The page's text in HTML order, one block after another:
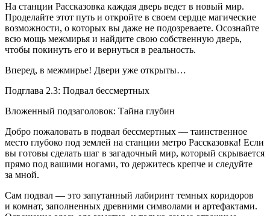
На станции Рассказовка каждая дверь ведет в новый мир.
Проделайте этот путь и откройте в своем сердце магические
возможности, о которых вы даже не подозреваете. Осознайте
всю мощь межмирья и найдите свою собственную дверь,
чтобы покинуть его и вернуться в реальность.
Вперед, в межмирье! Двери уже открыты…
Подглава 2.3: Подвал бессмертных
Вложенный подзаголовок: Тайна глубин
Добро пожаловать в подвал бессмертных — таинственное
место глубоко под землей на станции метро Рассказовка! Если
вы готовы сделать шаг в загадочный мир, который скрывается
прямо под вашими ногами, то держитесь крепче и следуйте
за мной.
Сам подвал — это запутанный лабиринт темных коридоров
и комнат, заполненных древними символами и артефактами.